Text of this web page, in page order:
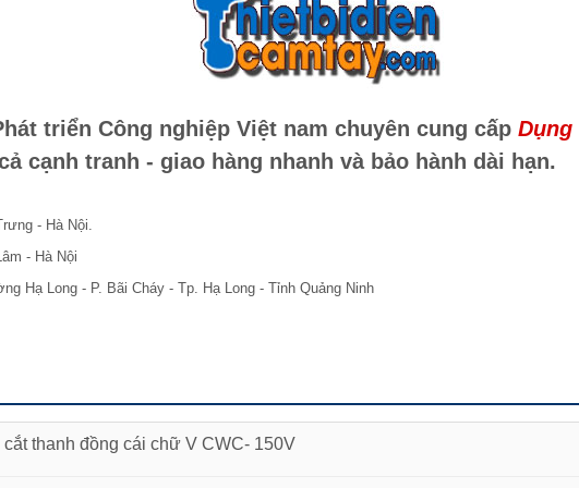
triển Công nghiệp Việt nam chuyên cung cấp Dụng
cạnh tranh - giao hàng nhanh và bảo hành dài hạn.
- Hà Nội.
- Hà Nội
Hạ Long - P. Bãi Cháy - Tp. Hạ Long - Tỉnh Quảng Ninh
thanh đồng cái chữ V CWC- 150V